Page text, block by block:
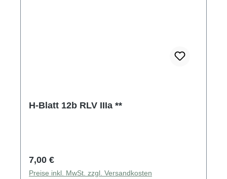
H-Blatt 12b RLV IIIa **
Regulärer Preis:
7,00 €
Preise inkl. MwSt. zzgl. Versandkosten